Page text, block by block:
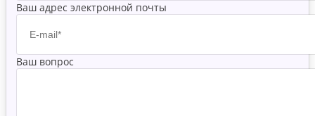
Ваш адрес электронной почты
Ваш вопрос